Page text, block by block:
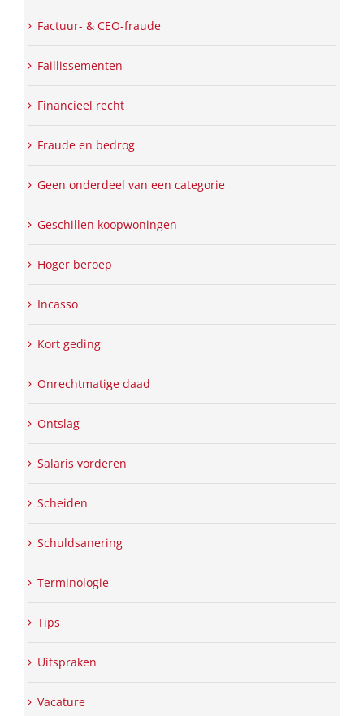
Factuur- & CEO-fraude
Faillissementen
Financieel recht
Fraude en bedrog
Geen onderdeel van een categorie
Geschillen koopwoningen
Hoger beroep
Incasso
Kort geding
Onrechtmatige daad
Ontslag
Salaris vorderen
Scheiden
Schuldsanering
Terminologie
Tips
Uitspraken
Vacature